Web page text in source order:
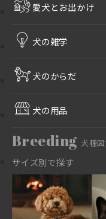
愛犬とお出かけ
犬の雑学
犬のからだ
犬の用品
Breeding 犬種
サイズ別で探す